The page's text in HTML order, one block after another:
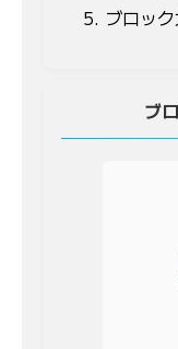
ブロッ
ブ